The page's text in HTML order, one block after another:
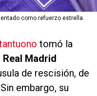
como refuerzo estrella.
tomó la
Real Madrid
de rescisión, de
embargo, su